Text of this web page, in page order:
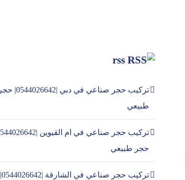
rss
تركيب حجر صناعي في دبي |0544026642| حجر
طبيعي
حجر طبيعي
تركيب حجر صناعي في الشارقة |0544026642|